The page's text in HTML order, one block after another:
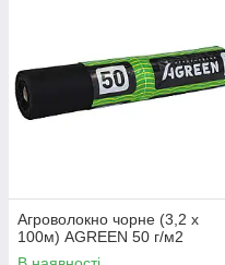
Агроволокно чорне (3,2 х
100м) AGREEN 50 г/м2